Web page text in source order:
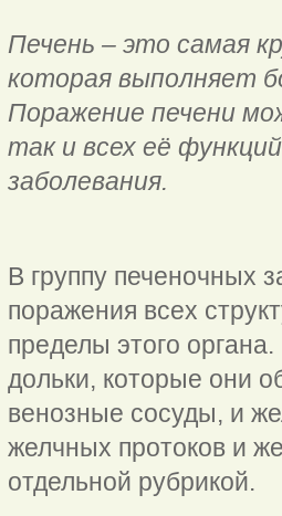
Печень – это самая
которая выполняет
Поражение печени
так и всех её
заболевания.
В группу печеночных
поражения всех
пределы этого
дольки, которые они
венозные сосуды, и
желчных протоков и
отдельной рубрикой.